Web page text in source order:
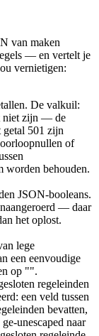
van maken
— en vertelt je
vernietigen:
De valkuil:
niet zijn — de
getal 501 zijn
of
worden behouden.
JSON-booleans.
— daar
het oplost.
lege
een eenvoudige
op "".
regeleinden
een veld tussen
bevatten,
unescaped naar